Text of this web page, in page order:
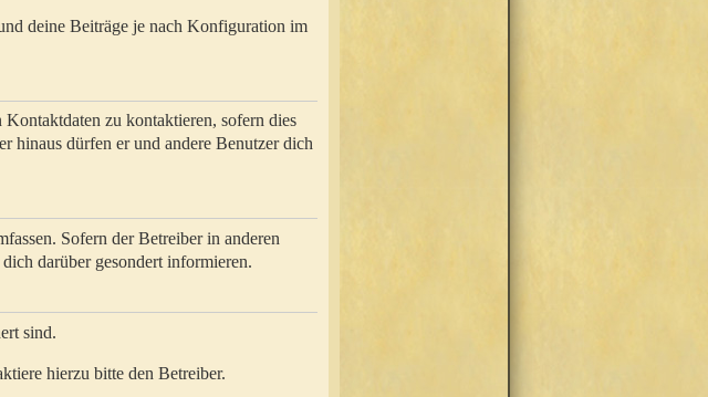
deine Beiträge je nach Konfiguration im
zu kontaktieren, sofern dies
hinaus dürfen er und andere Benutzer dich
Sofern der Betreiber in anderen
darüber gesondert informieren.
sind.
hierzu bitte den Betreiber.